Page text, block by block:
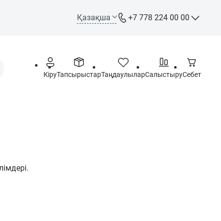
Қазақша +7 778 224 00 00
Call-орталық
+7 778 244 00 00
КіруТапсырыстарТаңдаулыларСалыстыруСебет